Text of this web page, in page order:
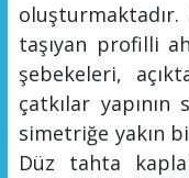
oluşturmaktadır.
taşıyan profilli
şebekeleri,
çatkılar
simetriğe yakın
Düz tahta